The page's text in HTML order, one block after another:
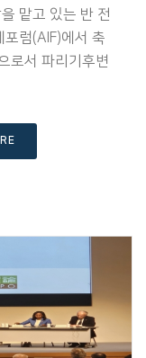
맡고 있는 반 전
럼(AIF)에서 축
로서 파리기후변